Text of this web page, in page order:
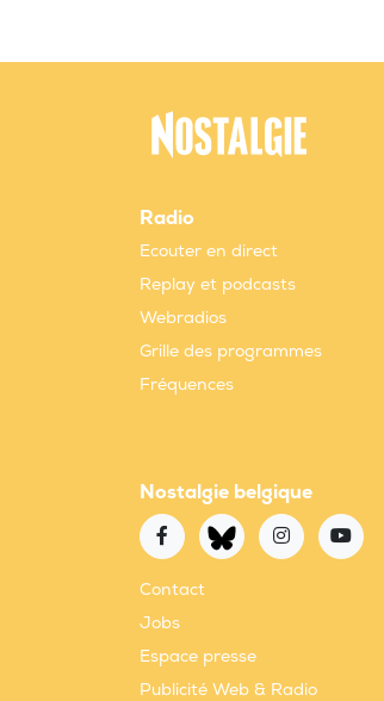
Radio
Ecouter en direct
Replay et podcasts
Webradios
Grille des programmes
Fréquences
Nostalgie belgique
Contact
Jobs
Espace presse
Publicité Web & Radio